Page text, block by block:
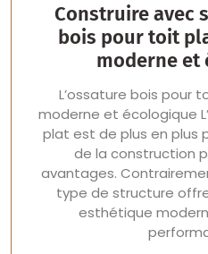
Construire avec
bois pour toit
moderne et
L’ossature bois pour
moderne et écologique
plat est de plus en plus
de la construction
avantages.
type de structure
esthétique